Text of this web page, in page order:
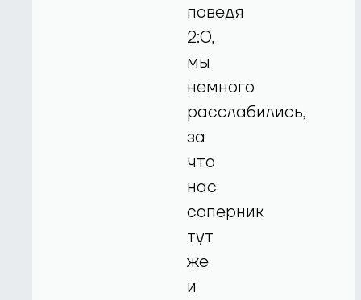
поведя
2:0,
мы
немного
расслабились,
за
что
нас
соперник
тут
же
и